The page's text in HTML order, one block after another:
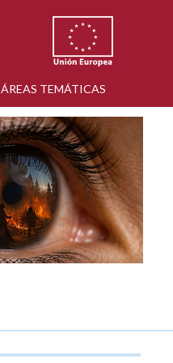
ÁREAS TEMÁTICAS